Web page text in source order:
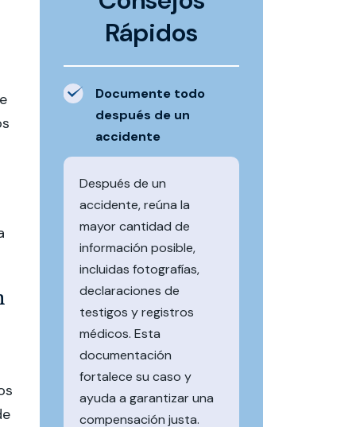
Rápidos
Documente todo
después de un
accidente
Después de un
accidente, reúna la
mayor cantidad de
información posible,
incluidas fotografías,
declaraciones de
testigos y registros
médicos. Esta
documentación
fortalece su caso y
ayuda a garantizar una
compensación justa.